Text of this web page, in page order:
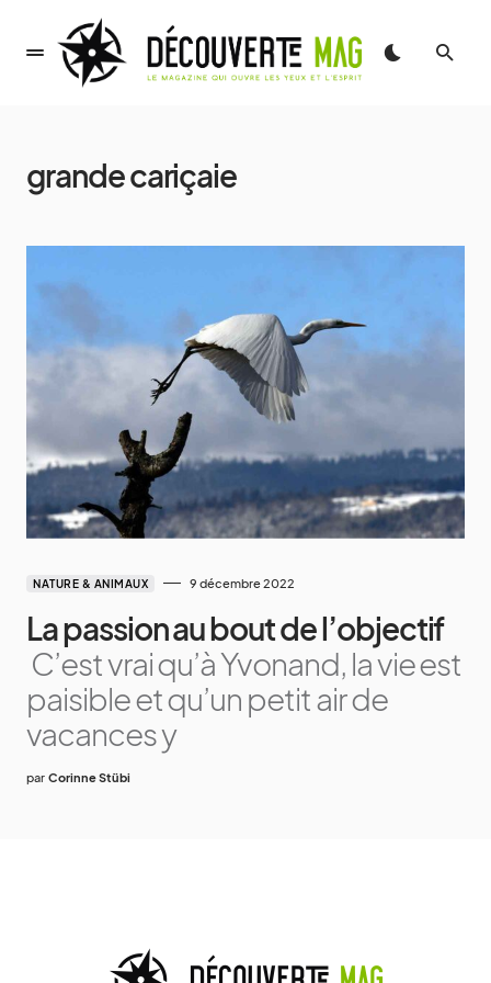
grande cariçaie
NATURE & ANIMAUX 9 décembre 2022
La passion au bout de l’objectif
C’est vrai qu’à Yvonand, la vie est
paisible et qu’un petit air de
vacances y
par Corinne Stübi